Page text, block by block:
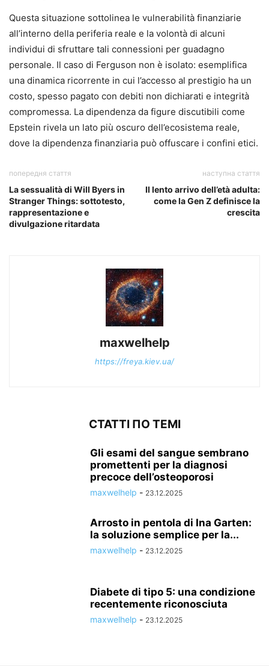
Questa situazione sottolinea le vulnerabilità finanziarie
all’interno della periferia reale e la volontà di alcuni
individui di sfruttare tali connessioni per guadagno
personale. Il caso di Ferguson non è isolato: esemplifica
una dinamica ricorrente in cui l’accesso al prestigio ha un
costo, spesso pagato con debiti non dichiarati e integrità
compromessa. La dipendenza da figure discutibili come
Epstein rivela un lato più oscuro dell’ecosistema reale,
dove la dipendenza finanziaria può offuscare i confini etici.
попередня стаття
La sessualità di Will Byers in
Stranger Things: sottotesto,
rappresentazione e
divulgazione ritardata
наступна стаття
Il lento arrivo dell’età adulta:
come la Gen Z definisce la
crescita
maxwelhelp
https://freya.kiev.ua/
СТАТТІ ПО ТЕМІ
Gli esami del sangue sembrano
promettenti per la diagnosi
precoce dell’osteoporosi
maxwelhelp - 23.12.2025
Arrosto in pentola di Ina Garten:
la soluzione semplice per la...
maxwelhelp - 23.12.2025
Diabete di tipo 5: una condizione
recentemente riconosciuta
maxwelhelp - 23.12.2025